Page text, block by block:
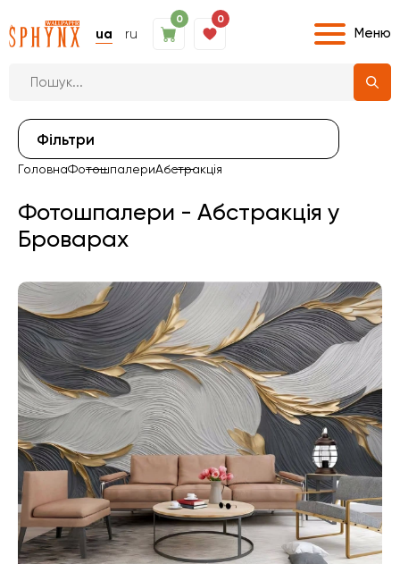
ua ru
0 0
Меню
Фiльтри
ГоловнаФотошпалериАбстракція
Фотошпалери - Абстракція у
Броварах